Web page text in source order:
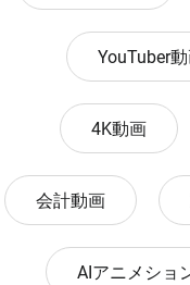
YouTuber
4K動画
会計動画
AIアニメショ